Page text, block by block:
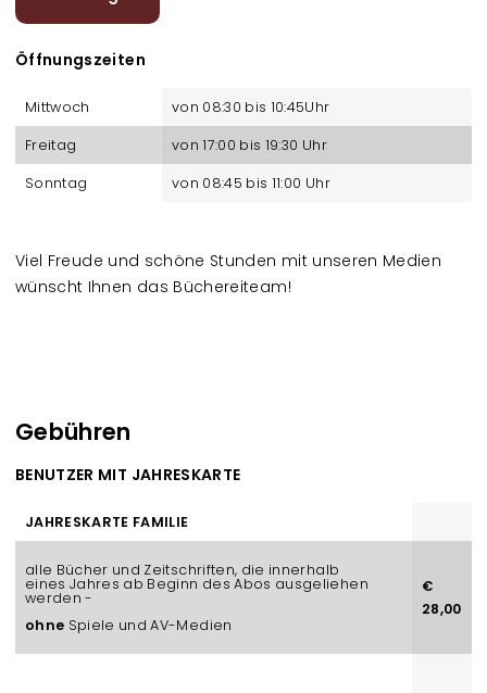
Öffnungszeiten
Mittwoch von 08:30 bis 10:45Uhr
Freitag von 17:00 bis 19:30 Uhr
Sonntag von 08:45 bis 11:00 Uhr
Viel Freude und schöne Stunden mit unseren Medien
wünscht Ihnen das Büchereiteam!
Gebühren
BENUTZER MIT JAHRESKARTE
JAHRESKARTE FAMILIE
alle Bücher und Zeitschriften, die innerhalb
eines Jahres ab Beginn des Abos ausgeliehen
werden -
ohne Spiele und AV-Medien
€
28,00